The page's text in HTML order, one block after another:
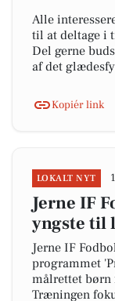
Alle
til at deltage i
Del gerne
af det
Kopiér link
LOKALT NYT
Jerne IF
yngste til
Jerne IF
programmet
målrettet børn
Træningen